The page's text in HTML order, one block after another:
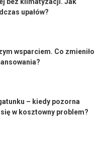
bez klimatyzacji. Jak
upałów?
wsparciem. Co zmieniło
– kiedy pozorna
w kosztowny problem?